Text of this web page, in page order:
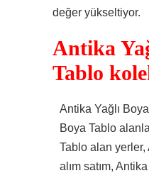
değer yükseltiyor.
Antika
Tablo
Antika Yağlı
Boya Tablo
Tablo alan yerler,
alım satım,